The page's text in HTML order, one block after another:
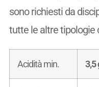
sono richiesti da
tutte le altre tipologie
Acidità min. 3,5